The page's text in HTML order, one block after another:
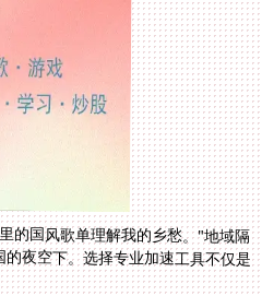
的国风歌单理解我的乡愁。"地域隔
就的技术壁垒已被成功突破，那些让我们情感共鸣的旋律终于能自由流淌在异国的夜空下。选择专业加速工具不仅是